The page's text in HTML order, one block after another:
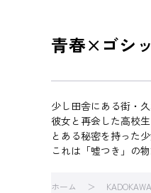
青春×ゴシ
少し田舎にある街・
彼女と再会した高校
とある秘密を持った
これは「嘘つき」の
ホーム